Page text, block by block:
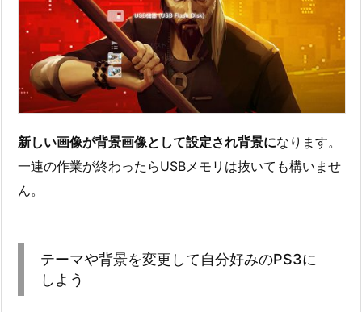
新しい画像が背景画像として設定され背景になります。
一連の作業が終わったらUSBメモリは抜いても構いませ
ん。
テーマや背景を変更して自分好みのPS3に
しよう